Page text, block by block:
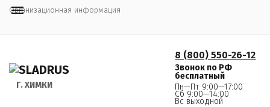
Организационная информация
Г. ХИМКИ
8 (800) 550-26-12
Звонок по РФ
бесплатный
Пн—Пт 9:00—17:00
Сб 9:00—14:00
Вс выходной